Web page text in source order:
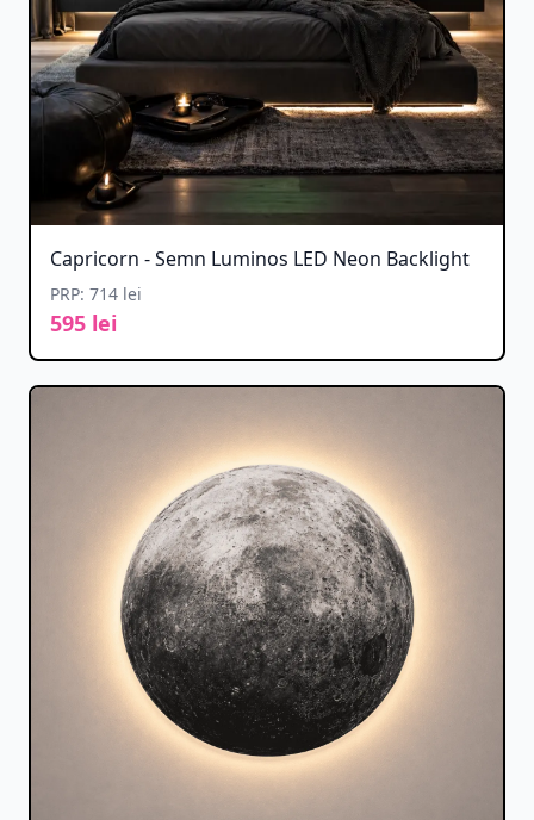
Capricorn - Semn Luminos LED Neon Backlight
PRP: 714 lei
595 lei